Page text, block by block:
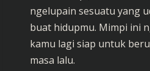
ngelupain sesuatu yang
buat hidupmu. Mimpi ini
kamu lagi siap untuk
masa lalu.